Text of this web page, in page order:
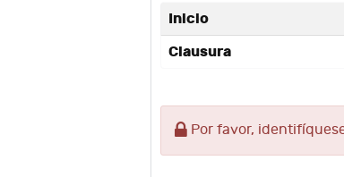
Inicio
Clausura
Por favor,